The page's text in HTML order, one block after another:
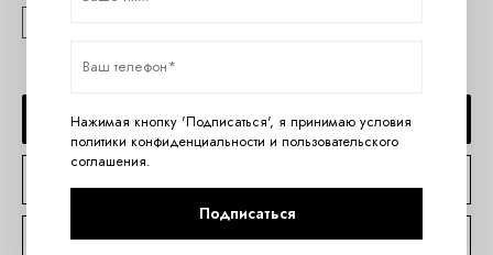
ДОБАВИТЬ В КОРЗИНУ
КОНСУЛЬТАЦИЯ ПО TELEGRAM
Нажимая кнопку 'Подписаться', я принимаю условия
политики конфиденциальности и пользовательского
соглашения.
Подписаться